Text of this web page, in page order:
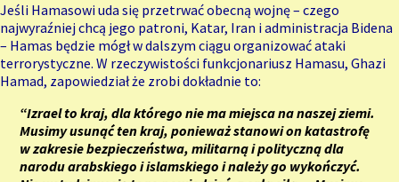
Jeśli Hamasowi uda się przetrwać obecną wojnę – czego
najwyraźniej chcą jego patroni, Katar, Iran i administracja Bidena
– Hamas będzie mógł w dalszym ciągu organizować ataki
terrorystyczne. W rzeczywistości funkcjonariusz Hamasu, Ghazi
Hamad, zapowiedział że zrobi dokładnie to:
“Izrael to kraj, dla którego nie ma miejsca na naszej ziemi.
Musimy usunąć ten kraj, ponieważ stanowi on katastrofę
w zakresie bezpieczeństwa, militarną i polityczną dla
narodu arabskiego i islamskiego i należy go wykończyć.